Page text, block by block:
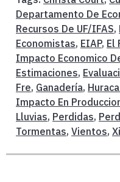
Departamento De
Recursos De UF/IFAS,
Economistas, EIAP, El
Impacto Economico
Estimaciones,
Fre, Ganadería,
Impacto En
Lluvias, Perdidas,
Tormentas, Vientos,